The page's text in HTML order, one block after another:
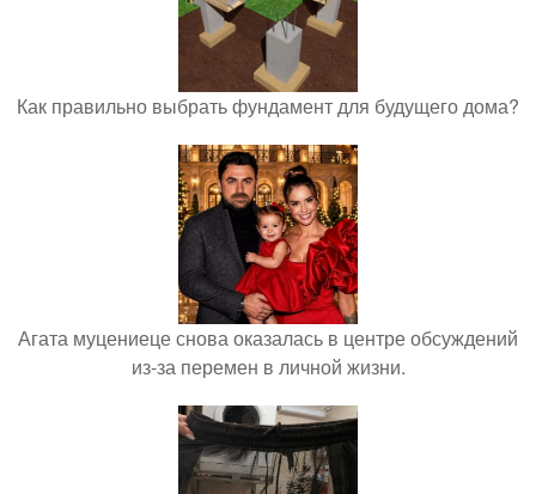
Как правильно выбрать фундамент для будущего дома?
Агата муцениеце снова оказалась в центре обсуждений
из-за перемен в личной жизни.